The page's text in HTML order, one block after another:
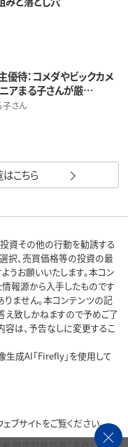
優待：コメダやビックカメ
アまる子さんが厳…
子さん
こちら
資その他の行動を勧誘する
択、売買価格等の投資の最
うお願いいたします。本コン
報源から入手したものです
ません。本コンテンツの記
え致しかねますので予めご了
容は、予告なしに変更するこ
成AI「Firefly」を使用して
ブサイトをご覧ください。